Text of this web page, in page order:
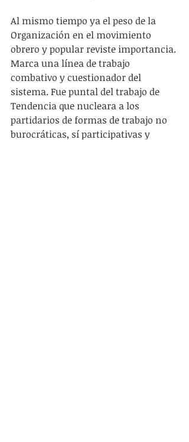
Al mismo tiempo ya el peso de la
Organización en el movimiento
obrero y popular reviste importancia.
Marca una línea de trabajo
combativo y cuestionador del
sistema. Fue puntal del trabajo de
Tendencia que nucleara a los
partidarios de formas de trabajo no
burocráticas, sí participativas y